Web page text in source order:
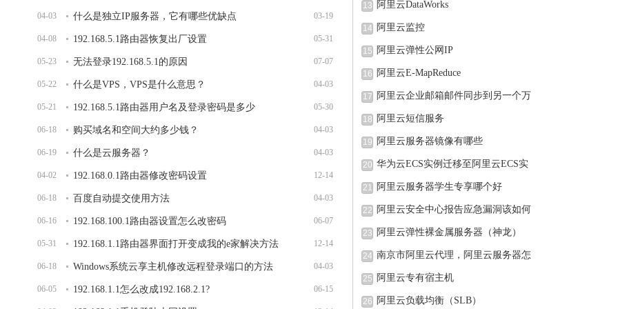
04-03 03-19
什么是独立IP服务器，它有哪些优缺点
04-08 05-31
192.168.5.1路由器恢复出厂设置
05-23 07-07
无法登录192.168.5.1的原因
05-22 04-03
什么是VPS，VPS是什么意思？
05-21 05-30
192.168.5.1路由器用户名及登录密码是多少
06-18 04-03
购买域名和空间大约多少钱？
06-19 04-03
什么是云服务器？
04-02 12-14
192.168.0.1路由器修改密码设置
06-18 04-03
百度自动提交使用方法
06-16 06-07
192.168.100.1路由器设置怎么改密码
05-31 12-14
192.168.1.1路由器界面打开变成我的e家解决方法
06-18 04-03
Windows系统云享主机修改远程登录端口的方法
06-05 06-15
192.168.1.1怎么改成192.168.2.1?
13 阿里云DataWorks
14 阿里云监控
15 阿里云弹性公网IP
16 阿里云E-MapReduce
17 阿里云企业邮箱邮件同步到另一个万
18 阿里云短信服务
19 阿里云服务器镜像有哪些
20 华为云ECS实例迁移至阿里云ECS实
例的
21 阿里云服务器学生专享哪个好
22 阿里云安全中心报告应急漏洞该如何
23 阿里云弹性裸金属服务器（神龙）
24 南京市阿里云代理，阿里云服务器怎
25 阿里云专有宿主机
26 阿里云负载均衡（SLB）